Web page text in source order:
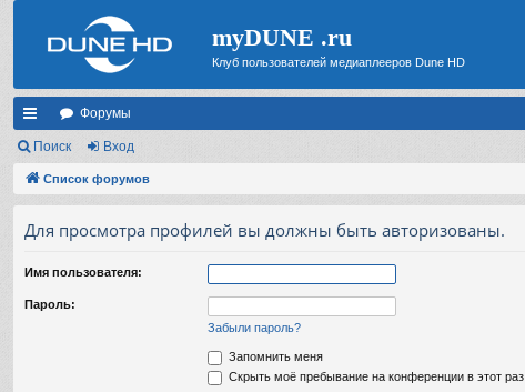
myDUNE .ru
Клуб пользователей медиаплееров Dune HD
с
ы
Форумы
Поиск Вход
Список форумов
Для просмотра профилей вы должны быть авторизованы.
Имя пользователя:
Пароль:
Забыли пароль?
Запомнить меня
Скрыть моё пребывание на конференции в этот раз